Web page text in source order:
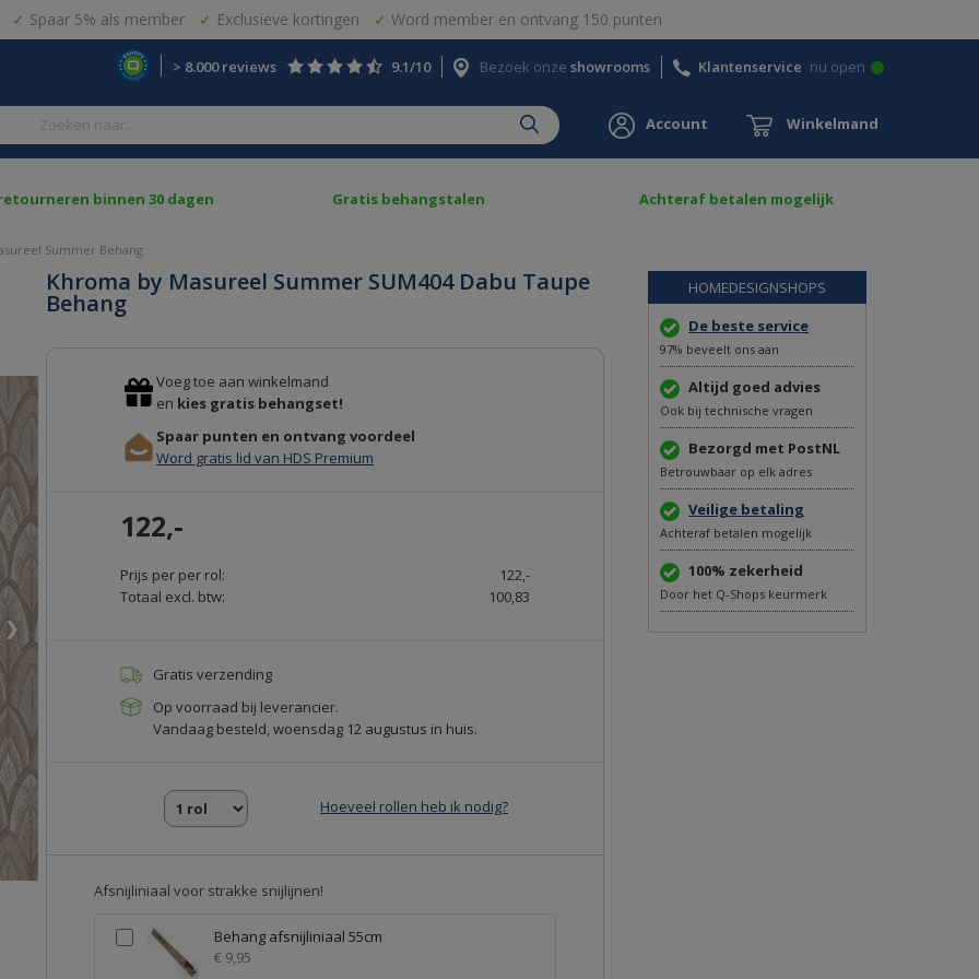
Spaar 5% als member Exclusieve kortingen Word member en ontvang 150 punten
> 8.000 reviews 9.1/10 Bezoek onze showrooms Klantenservice nu open
Account Winkelmand
binnen 30 dagen Gratis behangstalen Achteraf betalen mogelijk
Summer Behang
Khroma by Masureel Summer SUM404 Dabu Taupe
Behang
❯
Voeg toe aan winkelmand
en kies gratis behangset!
Spaar punten en ontvang voordeel
Word gratis lid van HDS Premium
122,-
Prijs per per rol:
122,-
Totaal excl. btw:
100,83
Gratis verzending
Op voorraad bij leverancier.
Vandaag besteld, woensdag 12 augustus in huis.
Hoeveel rollen heb ik nodig?
Afsnijliniaal voor strakke snijlijnen!
Behang afsnijliniaal 55cm
€ 9,95
HOMEDESIGNSHOPS
De beste service
97% beveelt ons aan
Altijd goed advies
Ook bij technische vragen
Bezorgd met PostNL
Betrouwbaar op elk adres
Veilige betaling
Achteraf betalen mogelijk
100% zekerheid
Door het Q-Shops keurmerk